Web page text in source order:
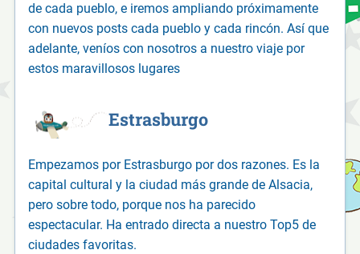
de cada pueblo, e iremos ampliando próximamente
con nuevos posts cada pueblo y cada rincón. Así que
adelante, veníos con nosotros a nuestro viaje por
estos maravillosos lugares
Estrasburgo
Empezamos por Estrasburgo por dos razones. Es la
capital cultural y la ciudad más grande de Alsacia,
pero sobre todo, porque nos ha parecido
espectacular. Ha entrado directa a nuestro Top5 de
ciudades favoritas.